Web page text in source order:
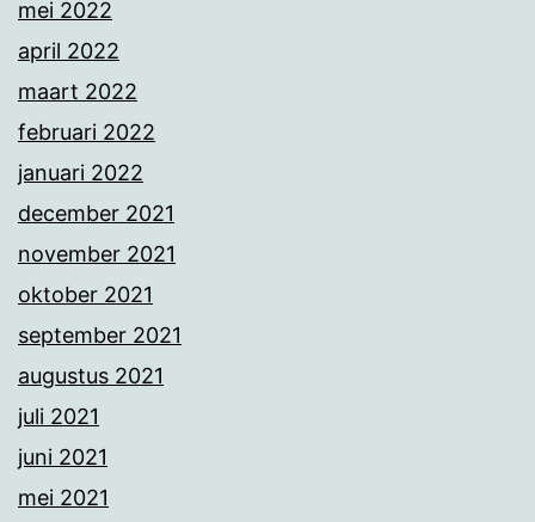
mei 2022
april 2022
maart 2022
februari 2022
januari 2022
december 2021
november 2021
oktober 2021
september 2021
augustus 2021
juli 2021
juni 2021
mei 2021